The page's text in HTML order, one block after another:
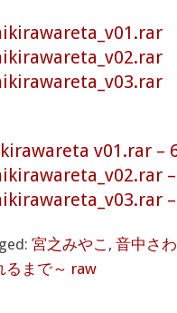
v01.rar –
宮之みやこ , 音中さ
るまで～ raw